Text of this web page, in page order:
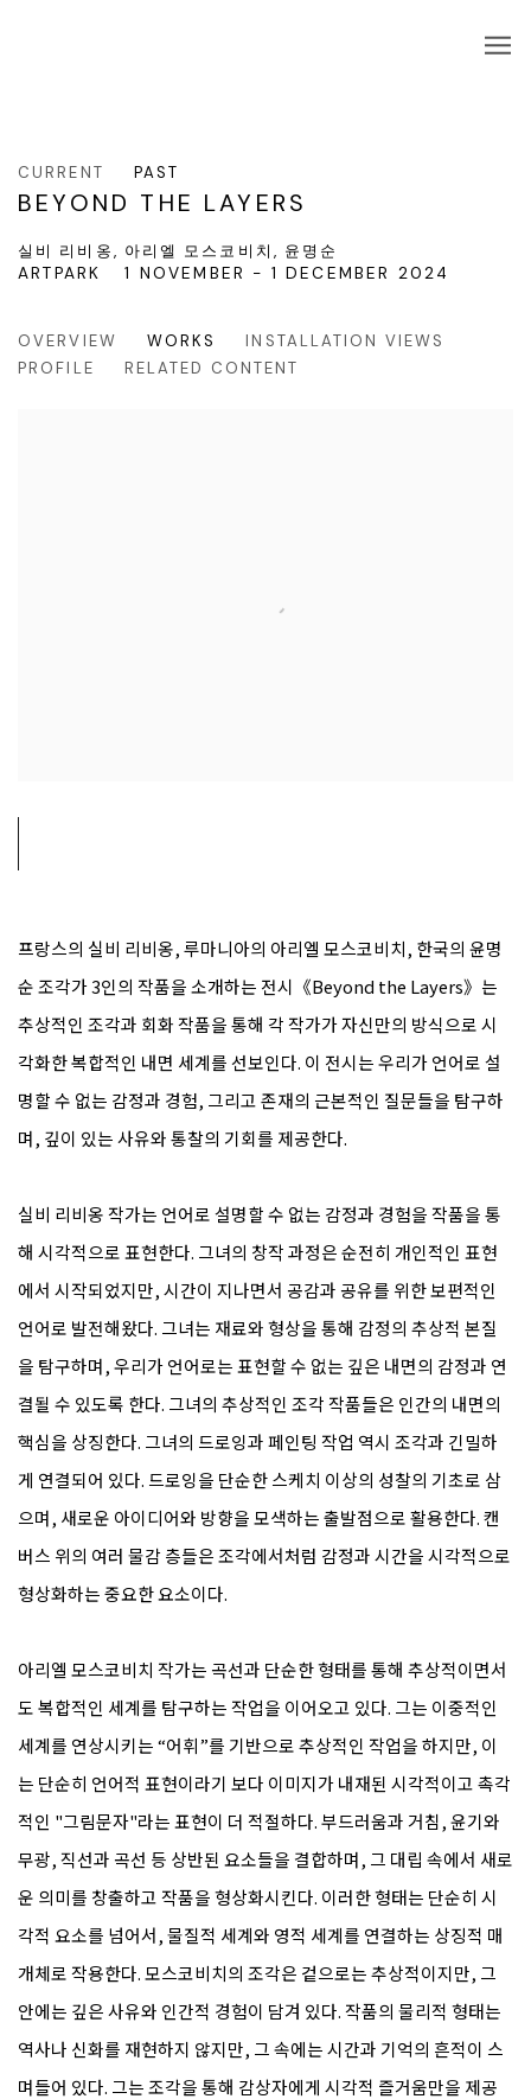
CURRENT PAST
BEYOND THE LAYERS
실비 리비옹, 아리엘 모스코비치, 윤명순
1 NOVEMBER - 1 DECEMBER 2024
ARTPARK
OVERVIEW WORKS
INSTALLATION VIEWS
PROFILE
RELATED CONTENT
프랑스의 실비 리비옹, 루마니아의 아리엘 모스코비치, 한국의 윤명
순 조각가 3인의 작품을 소개하는 전시《Beyond the Layers》 는
추상적인 조각과 회화 작품을 통해 각 작가가 자신만의 방식으로 시
각화한 복합적인 내면 세계를 선보인다. 이 전시는 우리가 언어로 설
명할 수 없는 감정과 경험, 그리고 존재의 근본적인 질문들을 탐구하
며, 깊이 있는 사유와 통찰의 기회를 제공한다.
실비 리비옹 작가는 언어로 설명할 수 없는 감정과 경험을 작품을 통
해 시각적으로 표현한다. 그녀의 창작 과정은 순전히 개인적인 표현
에서 시작되었지만, 시간이 지나면서 공감과 공유를 위한 보편적인
언어로 발전해왔다. 그녀는 재료와 형상을 통해 감정의 추상적 본질
을 탐구하며, 우리가 언어로는 표현할 수 없는 깊은 내면의 감정과 연
결될 수 있도록 한다. 그녀의 추상적인 조각 작품들은 인간의 내면의
핵심을 상징한다. 그녀의 드로잉과 페인팅 작업 역시 조각과 긴밀하
게 연결되어 있다. 드로잉을 단순한 스케치 이상의 성찰의 기초로 삼
으며, 새로운 아이디어와 방향을 모색하는 출발점으로 활용한다. 캔
버스 위의 여러 물감 층들은 조각에서처럼 감정과 시간을 시각적으로
형상화하는 중요한 요소이다.
아리엘 모스코비치 작가는 곡선과 단순한 형태를 통해 추상적이면서
도 복합적인 세계를 탐구하는 작업을 이어오고 있다. 그는 이중적인
세계를 연상시키는 “어휘”를 기반으로 추상적인 작업을 하지만, 이
는 단순히 언어적 표현이라기 보다 이미지가 내재된 시각적이고 촉각
적인 "그림문자"라는 표현이 더 적절하다. 부드러움과 거침, 윤기와
무광, 직선과 곡선 등 상반된 요소들을 결합하며, 그 대립 속에서 새로
운 의미를 창출하고 작품을 형상화시킨다. 이러한 형태는 단순히 시
각적 요소를 넘어서, 물질적 세계와 영적 세계를 연결하는 상징적 매
개체로 작용한다. 모스코비치의 조각은 겉으로는 추상적이지만, 그
안에는 깊은 사유와 인간적 경험이 담겨 있다. 작품의 물리적 형태는
역사나 신화를 재현하지 않지만, 그 속에는 시간과 기억의 흔적이 스
며들어 있다. 그는 조각을 통해 감상자에게 시각적 즐거움만을 제공